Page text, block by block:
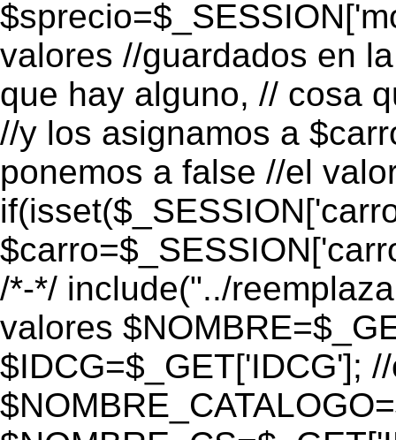
valores //guardados en
que hay alguno, // cosa
//y los asignamos a
ponemos a false //el
/*-*/ include("../
valores
$IDCG=$_GET['IDCG'];